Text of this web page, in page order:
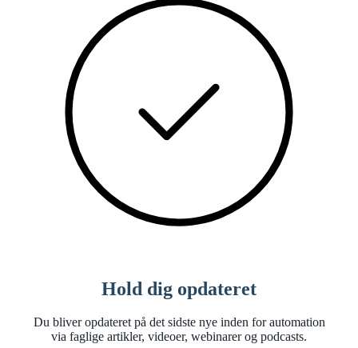
Hold dig opdateret
Du bliver opdateret på det sidste nye inden for automation
via faglige artikler, videoer, webinarer og podcasts.